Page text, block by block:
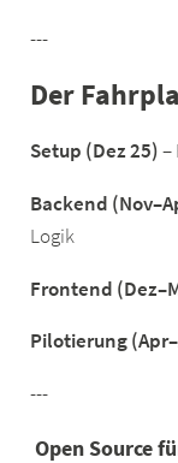
---
Der
Setup (Dez 25)–
Backend
Logik
Frontend
Pilotierung
---
Open Source